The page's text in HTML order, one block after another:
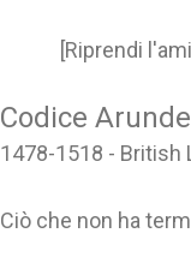
[Riprendi
Codice Arundel
1478-1518 - British
Ciò che non ha